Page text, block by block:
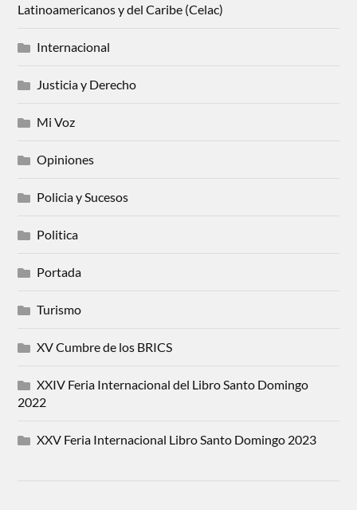
Latinoamericanos y del Caribe (Celac)
Internacional
Justicia y Derecho
Mi Voz
Opiniones
Policia y Sucesos
Politica
Portada
Turismo
XV Cumbre de los BRICS
XXIV Feria Internacional del Libro Santo Domingo
2022
XXV Feria Internacional Libro Santo Domingo 2023